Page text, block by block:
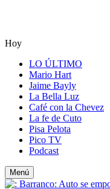
Hoy
LO ÚLTIMO
Mario Hart
Jaime Bayly
La Bella Luz
Café con la Chevez
La fe de Cuto
Pisa Pelota
Pico TV
Podcast
Menú